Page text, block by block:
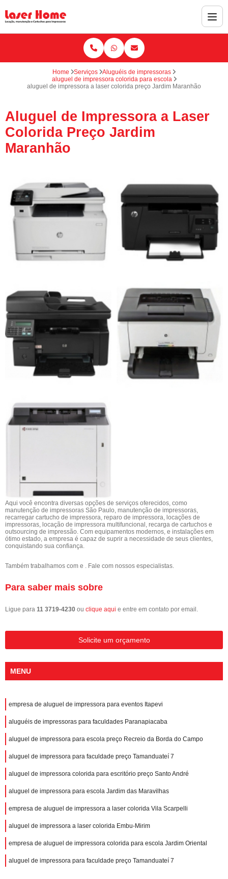
Home Serviços
Aluguéis de impressoras
aluguel de impressora colorida para escola
aluguel de impressora a laser colorida preço Jardim Maranhão
Aluguel de Impressora a Laser
Colorida Preço Jardim
Maranhão
Aqui você encontra diversas opções de serviços oferecidos, como
manutenção de impressoras São Paulo, manutenção de impressoras,
recarregar cartucho de impressora, reparo de impressora, locações de
impressoras, locação de impressora multifuncional, recarga de cartuchos e
outsourcing de impressão. Com equipamentos modernos, e instalações em
ótimo estado, a empresa é capaz de suprir a necessidade de seus clientes,
conquistando sua confiança.
Também trabalhamos com e . Fale com nossos especialistas.
Para saber mais sobre
Ligue para 11 3719-4230 ou clique aqui e entre em contato por email.
Solicite um orçamento
MENU
empresa de aluguel de impressora para eventos Itapevi
aluguéis de impressoras para faculdades Paranapiacaba
aluguel de impressora para escola preço Recreio da Borda do Campo
aluguel de impressora para faculdade preço Tamanduateí 7
aluguel de impressora colorida para escritório preço Santo André
aluguel de impressora para escola Jardim das Maravilhas
empresa de aluguel de impressora a laser colorida Vila Scarpelli
aluguel de impressora a laser colorida Embu-Mirim
empresa de aluguel de impressora colorida para escola Jardim Oriental
aluguel de impressora para faculdade preço Tamanduateí 7